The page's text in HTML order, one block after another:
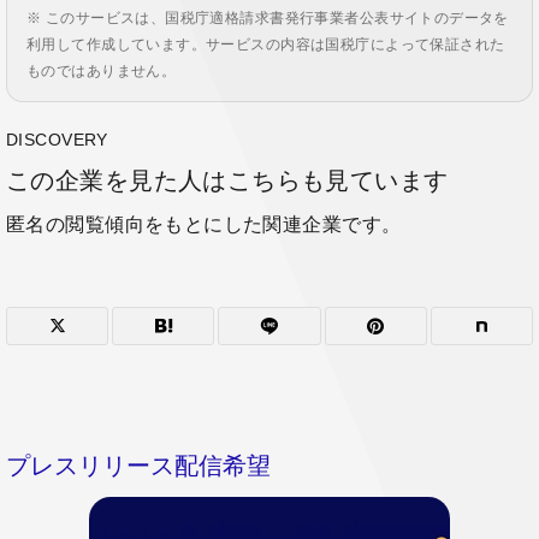
※ このサービスは、国税庁適格請求書発行事業者公表サイトのデータを
利用して作成しています。サービスの内容は国税庁によって保証された
ものではありません。
DISCOVERY
この企業を見た人はこちらも見ています
匿名の閲覧傾向をもとにした関連企業です。
プレスリリース配信希望